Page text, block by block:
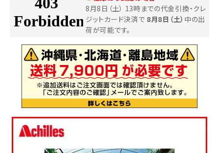
お気に入り一覧
閲覧履歴一覧
農業機械
農業資材
8月8日（土） 13時までの代金引換・クレ
ジットカード決済で 8月8日（土） 中の出
荷が可能です。